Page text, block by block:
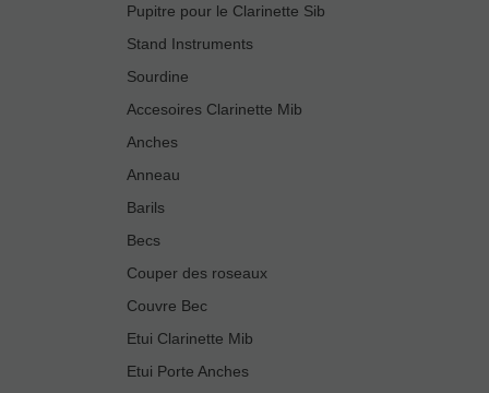
Pupitre pour le Clarinette Sib
Stand Instruments
Sourdine
Accesoires Clarinette Mib
Anches
Anneau
Barils
Becs
Couper des roseaux
Couvre Bec
Etui Clarinette Mib
Etui Porte Anches